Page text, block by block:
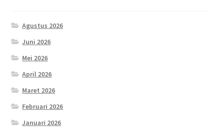
Agustus 2026
Juni 2026
Mei 2026
April 2026
Maret 2026
Februari 2026
Januari 2026